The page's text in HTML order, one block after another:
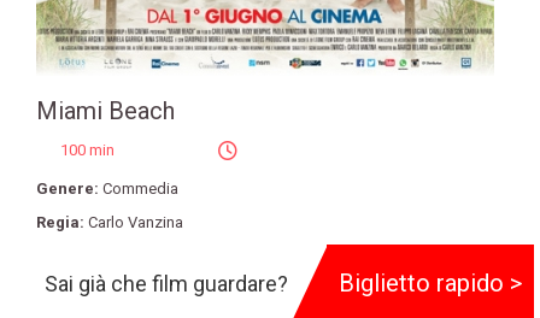
Miami Beach
100 min
Genere: Commedia
Regia: Carlo Vanzina
Lotus Productions
Cast: Ricky Memphis , Paola Minaccioni Max Tortora , Emanuele
Sai già che film guardare? Biglietto rapido >